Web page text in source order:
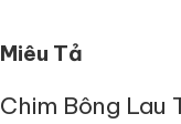
Miêu Tả
Chim Bông Lau